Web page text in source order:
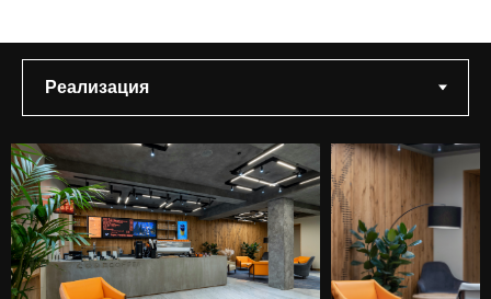
необходимо было «встроить» ее в уже
существующий архитектурный проект так,
выгодно выделялась.
CODE coffee располагается на территории
современного офисного пространства под
брендом CODEVELOPMENT. Как в
наименовании бренда, так и в названии
самой кофейни фигурирует слово «code»,